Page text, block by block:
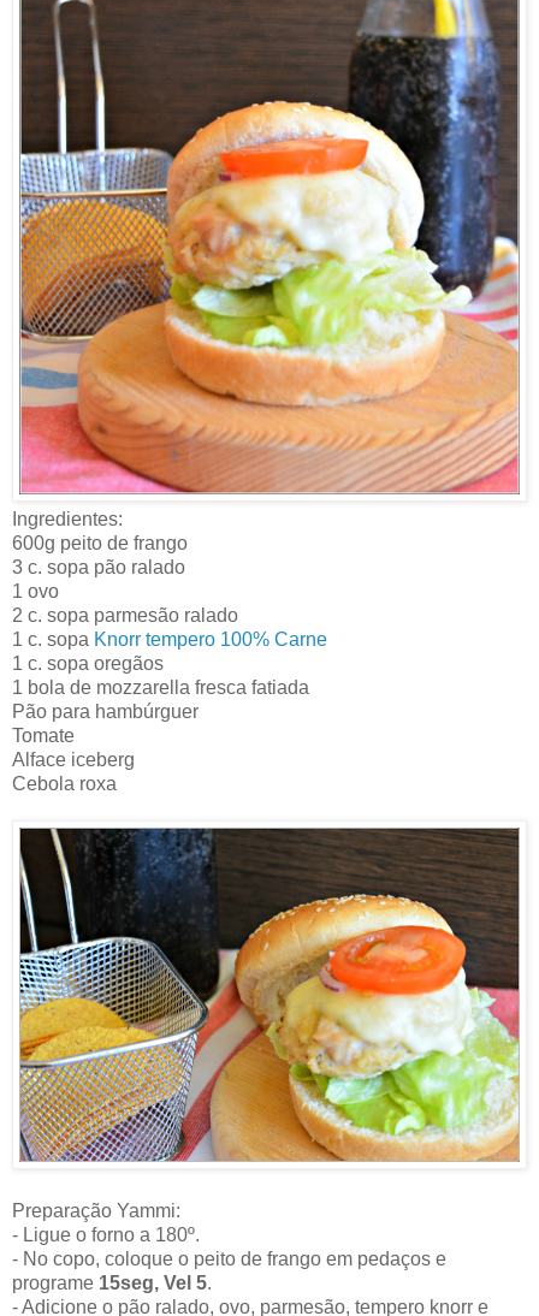
Ingredientes:
600g peito de frango
3 c. sopa pão ralado
1 ovo
2 c. sopa parmesão ralado
1 c. sopa Knorr tempero 100% Carne
1 c. sopa oregãos
1 bola de mozzarella fresca fatiada
Pão para hambúrguer
Tomate
Alface iceberg
Cebola roxa
Preparação Yammi:
- Ligue o forno a 180º.
- No copo, coloque o peito de frango em pedaços e
programe 15seg, Vel 5.
- Adicione o pão ralado, ovo, parmesão, tempero knorr e